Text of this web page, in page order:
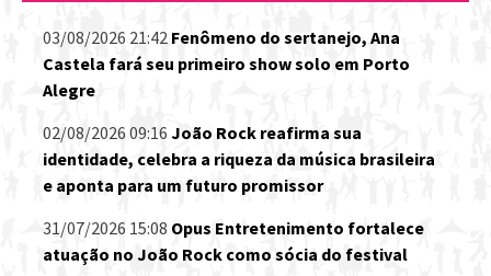
03/08/2026 21:42 Fenômeno do sertanejo, Ana
Castela fará seu primeiro show solo em Porto
Alegre
02/08/2026 09:16 João Rock reafirma sua
identidade, celebra a riqueza da música brasileira
e aponta para um futuro promissor
31/07/2026 15:08 Opus Entretenimento fortalece
atuação no João Rock como sócia do festival